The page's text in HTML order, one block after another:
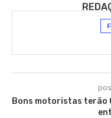
Bons motoristas terão